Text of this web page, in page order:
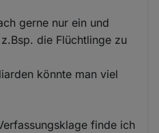
gerne nur ein und
die Flüchtlinge zu
könnte man viel
finde ich